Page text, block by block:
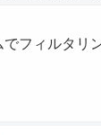
フィルタリ